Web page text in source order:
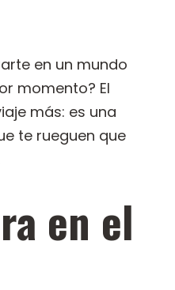
en un mundo
momento? El
más: es una
te rueguen que
en el